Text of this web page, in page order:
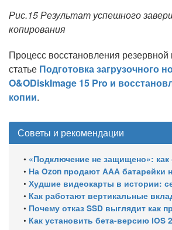
Рис.15 Результат успешного
копирования
Процесс восстановления резервной
статье Подготовка загрузочного
O&ODiskImage 15 Pro и
копии.
Советы и рекомендации
• «Подключение не защищено»: как открыть сайты с
• На Ozon продают AAA батарейки на 13 800 мАч, замер
• Худшие видеокарты в истории: семь моделей,
• Как работают вертикальные
• Почему отказ SSD выглядит как проблема
• Как установить бета-версию iOS